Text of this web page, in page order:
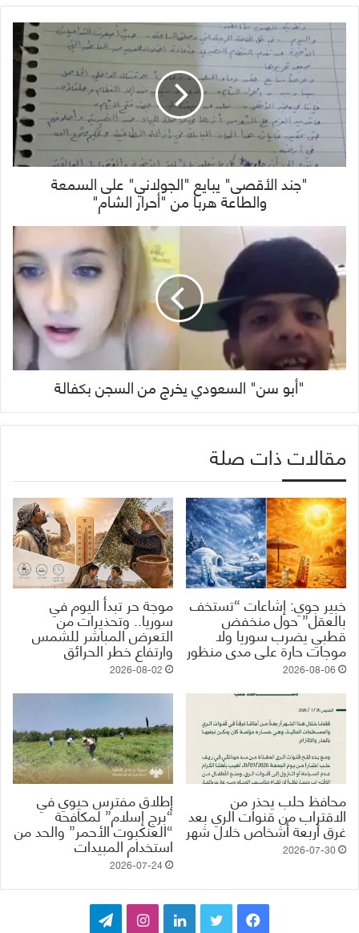
"جند الأقصى" يبايع "الجولاني" على السمعة
والطاعة هربا من "أحرار الشام"
"أبو سن" السعودي يخرج من السجن بكفالة
مقالات ذات صلة
خبير جوي: إشاعات “تستخف
بالعقل” حول منخفض
قطبي يضرب سوريا ولا
موجات حارة على مدى منظور
2026-08-06
موجة حر تبدأ اليوم في
سوريا.. وتحذيرات من
التعرض المباشر للشمس
وارتفاع خطر الحرائق
2026-08-02
محافظ حلب يحذر من
الاقتراب من قنوات الري بعد
غرق أربعة أشخاص خلال شهر
2026-07-30
إطلاق مفترس حيوي في
“برج إسلام” لمكافحة
“العنكبوت الأحمر” والحد من
استخدام المبيدات
2026-07-24